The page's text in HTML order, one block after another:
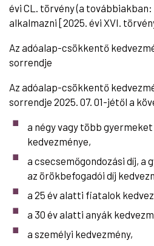
évi CL. törvény (a
alkalmazni [2025. évi XVI.
Az adóalap-csökkentő
sorrendje
Az adóalap-csökkentő
sorrendje 2025. 07. 01-jétől a
a négy vagy több
kedvezménye,
a csecsemőgondozási díj, a
az örökbefogadói díj
a 25 év alatti fiatalok
a 30 év alatti anyák
a személyi kedvezmény,